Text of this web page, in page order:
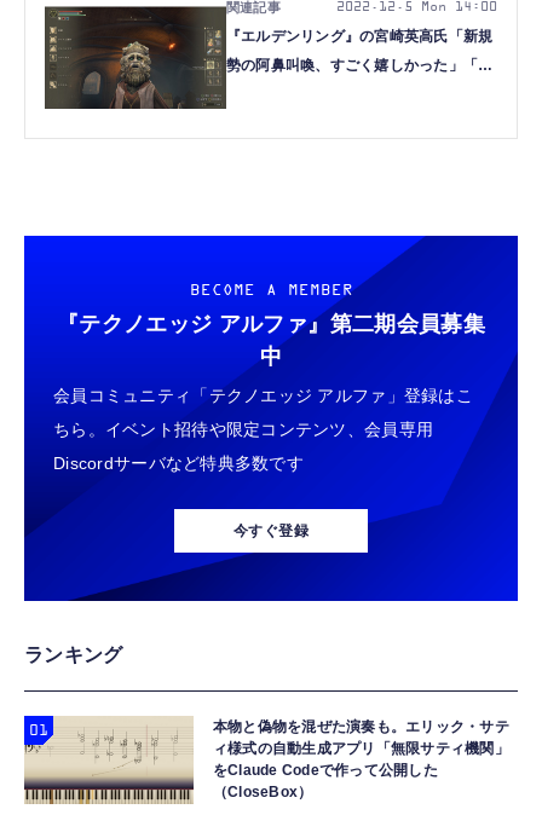
『エルデンリング』の宮崎英高氏「新規
勢の阿鼻叫喚、すごく嬉しかった」「作
2022.12.5 Mon 14:00
BECOME A MEMBER
『テクノエッジ アルファ』 第二期会員募集
中
会員コミュニティ「テクノエッジ アルファ」登録はこ
ちら。イベント招待や限定コンテンツ、会員専用
Discordサーバなど特典多数です
今すぐ登録
ランキング
本物と偽物を混ぜた演奏も。エリック・サテ
ィ様式の自動生成アプリ「無限サティ機関」
をClaude Codeで作って公開した
（CloseBox）